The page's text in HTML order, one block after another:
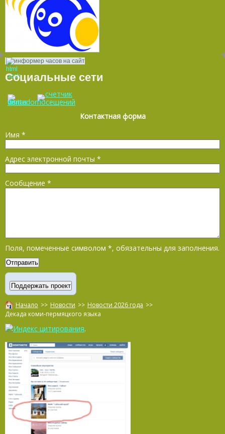
информер часов на сайт
Социальные сети
Контактная форма
Имя *
Адрес электронной почты *
Сообщение *
Поля, помеченные символом *, обязательны для заполнения.
Начало >> Новости >> Новости 2026 года >>
Декада коми-пермяцкого языка
.